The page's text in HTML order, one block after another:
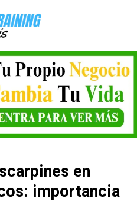
en
importancia